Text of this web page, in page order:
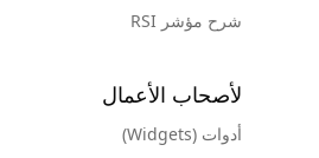
شرح مؤشر RSI
لأصحاب الأعمال
أدوات (Widgets)